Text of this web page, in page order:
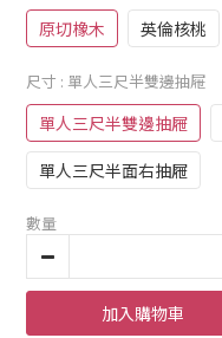
原切橡木 英倫核桃
尺寸 : 單人三尺半雙邊抽屜
單人三尺半雙邊抽屜
單人三尺半面右抽屜
數量
加入購物車